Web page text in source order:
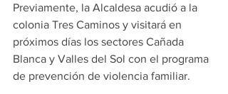
Previamente, la Alcaldesa acudió a la
colonia Tres Caminos y visitará en
próximos días los sectores Cañada
Blanca y Valles del Sol con el programa
de prevención de violencia familiar.